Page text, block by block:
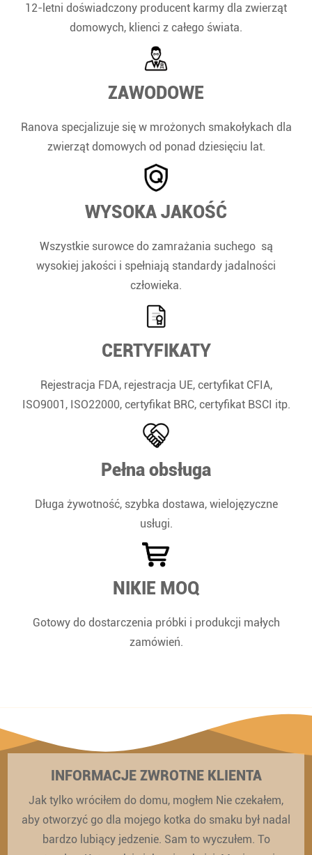
12-letni doświadczony producent karmy dla zwierząt
domowych, klienci z całego świata.
ZAWODOWE
Ranova specjalizuje się w mrożonych smakołykach dla
zwierząt domowych od ponad dziesięciu lat.
WYSOKA JAKOŚĆ
Wszystkie surowce do zamrażania suchego są
wysokiej jakości i spełniają standardy jadalności
człowieka.
CERTYFIKATY
Rejestracja FDA, rejestracja UE, certyfikat CFIA,
ISO9001, ISO22000, certyfikat BRC, certyfikat BSCI itp.
Pełna obsługa
Długa żywotność, szybka dostawa, wielojęzyczne
usługi.
NIKIE MOQ
Gotowy do dostarczenia próbki i produkcji małych
zamówień.
INFORMACJE ZWROTNE KLIENTA
Jak tylko wróciłem do domu, mogłem Nie czekałem,
aby otworzyć go dla mojego kotka do smaku był nadal
bardzo lubiący jedzenie. Sam to wyczułem. To